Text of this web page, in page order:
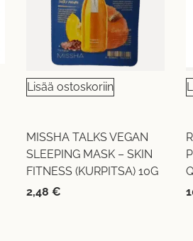
Lisää ostoskoriin
MISSHA TALKS VEGAN
SLEEPING MASK – SKIN
FITNESS (KURPITSA) 10G
2,48 €